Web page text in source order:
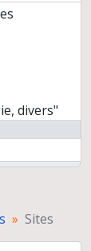
divers"
Sites